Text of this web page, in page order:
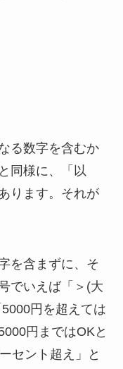
る数字を含むか
同様に、「以
ります。それが
を含まずに、そ
でいえば「＞(大
円を超えては
円まではOKと
セント超え」と